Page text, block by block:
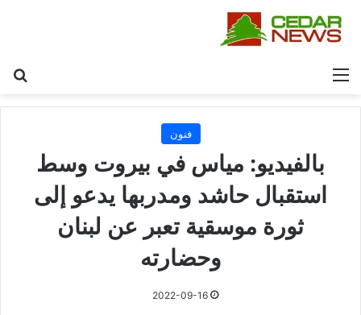
القائمة
فنون
بالفيديو: مياس في بيروت وسط
استقبال حاشد ومدربها يدعو إلى
ثورة موسقية تعبر عن لبنان
وحضارته
2022-09-16